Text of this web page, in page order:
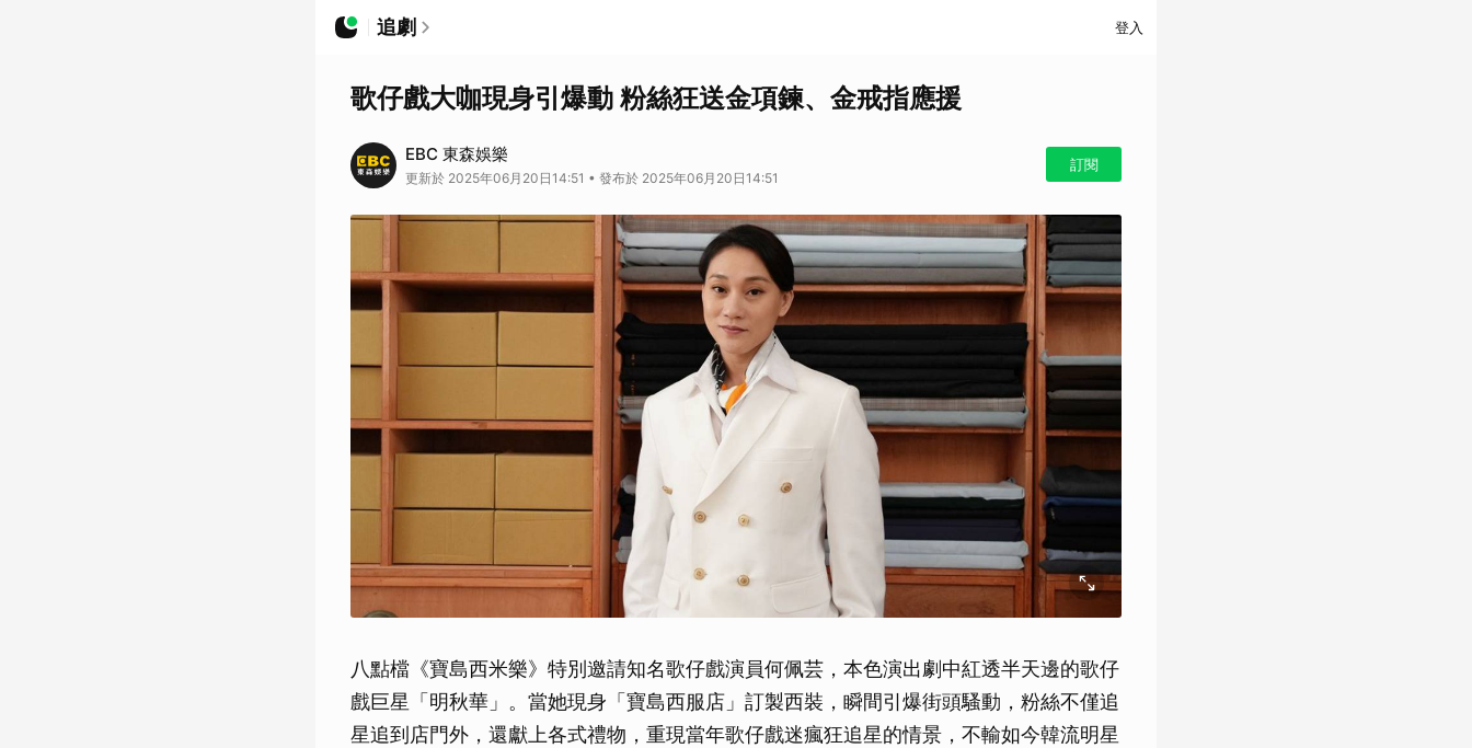
追劇 登入
歌仔戲大咖現身引爆動 粉絲狂送金項鍊、金戒指應援
EBC 東森娛樂
更新於 2025年06月20日14:51 • 發布於 2025年06月20日14:51
訂閱
八點檔《寶島西米樂》特別邀請知名歌仔戲演員何佩芸，本色演出劇中紅透半天邊的歌仔
戲巨星「明秋華」。當她現身「寶島西服店」訂製西裝，瞬間引爆街頭騷動，粉絲不僅追
星追到店門外，還獻上各式禮物，重現當年歌仔戲迷瘋狂追星的情景，不輸如今韓流明星